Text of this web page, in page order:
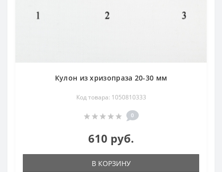
Кулон из хризопраза 20-30 мм
Код товара: 1050810333
0
610 руб.
В КОРЗИНУ